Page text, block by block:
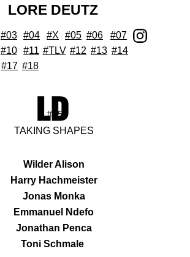
LORE DEUTZ
#12 #13
#03 #04 #X #05 #06
#07
#10 #11 #TLV
#14
#17 #18
#05
TAKING SHAPES
Wilder Alison
Harry Hachmeister
Jonas Monka
Emmanuel Ndefo
Jonathan Penca
Toni Schmale